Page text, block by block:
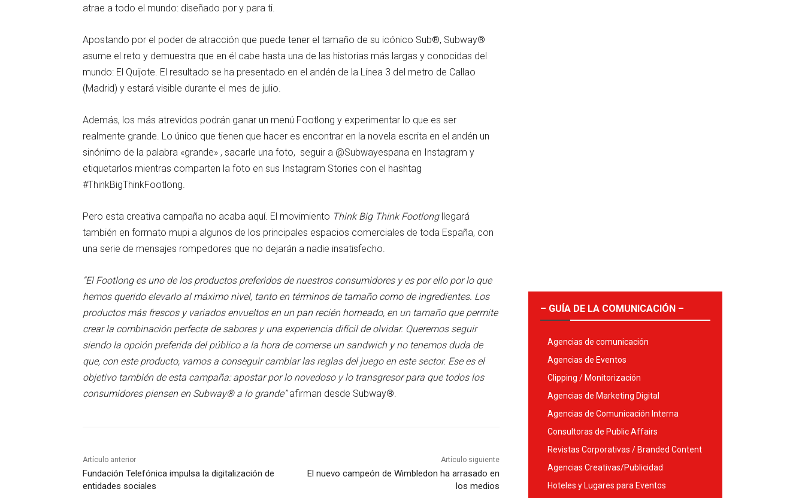
atrae a todo el mundo: diseñado por y para ti.
Apostando por el poder de atracción que puede tener el tamaño de su icónico Sub®, Subway®
asume el reto y demuestra que en él cabe hasta una de las historias más largas y conocidas del
mundo: El Quijote. El resultado se ha presentado en el andén de la Línea 3 del metro de Callao
(Madrid) y estará visible durante el mes de julio.
Además, los más atrevidos podrán ganar un menú Footlong y experimentar lo que es ser
realmente grande. Lo único que tienen que hacer es encontrar en la novela escrita en el andén un
sinónimo de la palabra «grande» , sacarle una foto, seguir a @Subwayespana en Instagram y
etiquetarlos mientras comparten la foto en sus Instagram Stories con el hashtag
#ThinkBigThinkFootlong.
Pero esta creativa campaña no acaba aquí. El movimiento Think Big Think Footlong llegará
también en formato mupi a algunos de los principales espacios comerciales de toda España, con
una serie de mensajes rompedores que no dejarán a nadie insatisfecho.
“El Footlong es uno de los productos preferidos de nuestros consumidores y es por ello por lo que
hemos querido elevarlo al máximo nivel, tanto en términos de tamaño como de ingredientes. Los
productos más frescos y variados envueltos en un pan recién horneado, en un tamaño que permite
crear la combinación perfecta de sabores y una experiencia difícil de olvidar. Queremos seguir
siendo la opción preferida del público a la hora de comerse un sandwich y no tenemos duda de
que, con este producto, vamos a conseguir cambiar las reglas del juego en este sector. Ese es el
objetivo también de esta campaña: apostar por lo novedoso y lo transgresor para que todos los
consumidores piensen en Subway® a lo grande”afirman desde Subway®.
Artículo anterior
Fundación Telefónica impulsa la digitalización de
entidades sociales
Artículo siguiente
El nuevo campeón de Wimbledon ha arrasado en
los medios
– GUÍA DE LA COMUNICACIÓN –
Agencias de comunicación
Agencias de Eventos
Clipping / Monitorización
Agencias de Marketing Digital
Agencias de Comunicación Interna
Consultoras de Public Affairs
Revistas Corporativas / Branded Content
Agencias Creativas/Publicidad
Hoteles y Lugares para Eventos